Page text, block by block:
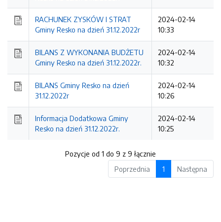
RACHUNEK ZYSKÓW I STRAT
Gminy Resko na dzień 31.12.2022r
2024-02-14
10:33
BILANS Z WYKONANIA BUDŻETU
Gminy Resko na dzień 31.12.2022r.
2024-02-14
10:32
BILANS Gminy Resko na dzień
31.12.2022r
2024-02-14
10:26
Informacja Dodatkowa Gminy
Resko na dzień 31.12.2022r.
2024-02-14
10:25
Pozycje od 1 do 9 z 9 łącznie
Poprzednia
1 Następna